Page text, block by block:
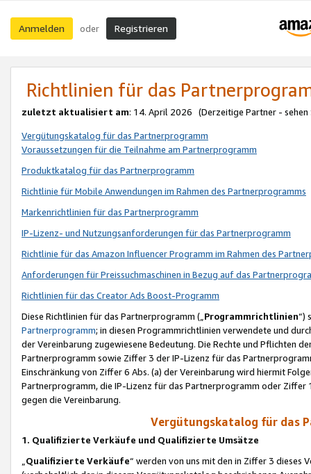
Anmelden oder Registrieren
Richtlinien für das
zuletzt aktualisiert am: 14. April 2026 (Derzeitige Partner - sehen
Vergütungskatalog für das Partnerprogramm
Voraussetzungen für die Teilnahme am Partnerprogramm
Produktkatalog für das Partnerprogramm
Richtlinie für Mobile Anwendungen im Rahmen des Partnerprogramms
Markenrichtlinien für das Partnerprogramm
IP-Lizenz- und Nutzungsanforderungen für das Partnerprogramm
Richtlinie für das Amazon Influencer Programm im Rahmen des
Anforderungen für Preissuchmaschinen in Bezug auf das
Richtlinien für das Creator Ads Boost-Programm
Diese Richtlinien für das Partnerprogramm („Programmrichtlinien“)
Partnerprogramm; in diesen Programmrichtlinien verwendete und
der Vereinbarung zugewiesene Bedeutung. Die Rechte und Pflichten
Partnerprogramm sowie Ziffer 3 der IP-Lizenz für das
Einschränkung von Ziffer 6 Abs. (a) der Vereinbarung wird hiermit
Partnerprogramm, die IP-Lizenz für das Partnerprogramm oder
gegen die Vereinbarung.
Vergütungskatalog für das
1. Qualifizierte Verkäufe und Qualifizierte Umsätze
Qualifizierte Verkäufe“ werden von uns mit den in Ziffer 3